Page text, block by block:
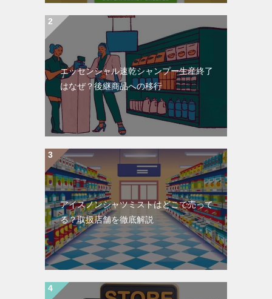
エッセンシャル速乾シャンプー生産終了
はなぜ？後継商品への移行
アイスノンシャツミストはどこで売って
る？取扱店舗を徹底解説